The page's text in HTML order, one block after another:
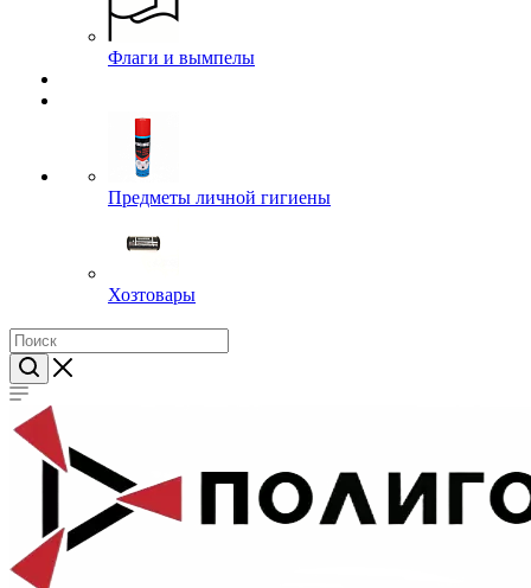
Флаги и вымпелы
Предметы личной гигиены
Хозтовары